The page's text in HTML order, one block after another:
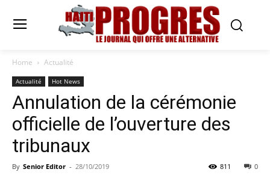
Home Actualité
Actualité Hot News
Annulation de la cérémonie
officielle de l’ouverture des
tribunaux
By Senior Editor - 28/10/2019 0
811